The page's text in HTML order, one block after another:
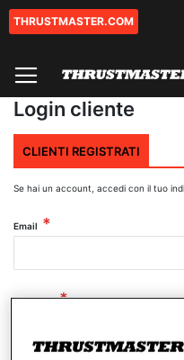
Salta
THRUSTMASTER.COM
Login cliente
CLIENTI REGISTRATI
Se hai un account, accedi con il tuo
Email
Password